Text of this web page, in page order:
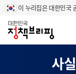
이 누리집은 대한민국
홈
사